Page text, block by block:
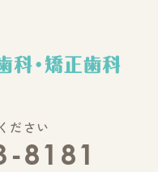
ださい
8181